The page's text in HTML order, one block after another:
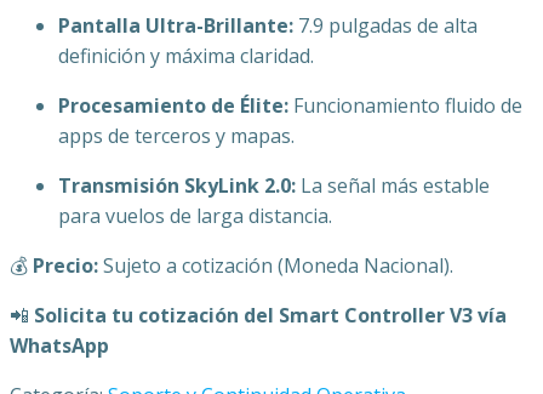
Pantalla Ultra-Brillante: 7.9 pulgadas de alta
definición y máxima claridad.
Procesamiento de Élite: Funcionamiento fluido de
apps de terceros y mapas.
Transmisión SkyLink 2.0: La señal más estable
para vuelos de larga distancia.
💰 Precio:Sujeto a cotización (Moneda Nacional).
📲 Solicita tu cotización del Smart Controller V3 vía
WhatsApp